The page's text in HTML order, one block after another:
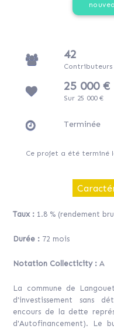
42
Contributeurs
25 000 €
Sur 25 000 €
Terminée
Ce projet a été terminé
Taux : 1.8 % (rendement
Durée : 72 mois
Notation Collecticity : A
La commune de
d'investissement sans
encours de la dette
d'Autofinancement). Le